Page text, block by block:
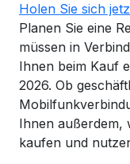
Holen Sie sich
Planen Sie eine
müssen in
Ihnen beim Kauf
2026. Ob
Ihnen außerdem,
kaufen und